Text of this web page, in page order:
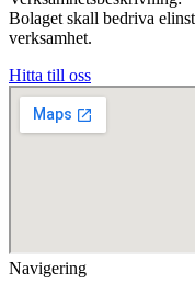
Bolaget skall bedriva
verksamhet.
Hitta till oss
Navigering